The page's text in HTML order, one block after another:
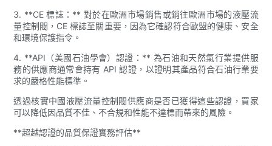
3. **CE 標誌：** 對於在歐洲市場銷售或銷往歐洲市場的液壓流
量控制閥，CE 標誌至關重要，因為它確認符合歐盟的健康、安全
和環境保護指令。
4. **API（美國石油學會）認證：** 為石油和天然氣行業提供服
務的供應商通常會持有 API 認證，以證明其產品符合石油行業要
求的嚴格性能標準。
透過核實中國液壓流量控制閥供應商是否已獲得這些認證，買家
可以降低因品質不佳、不合規和性能不達標而帶來的風險。
**超越認證的品質保證實務評估**